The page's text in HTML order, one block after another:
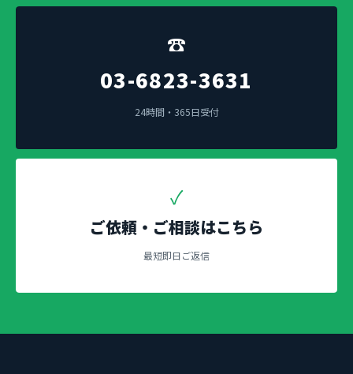
☎
03-6823-3631
24時間・365日受付
✓
ご依頼・ご相談はこちら
最短即日ご返信